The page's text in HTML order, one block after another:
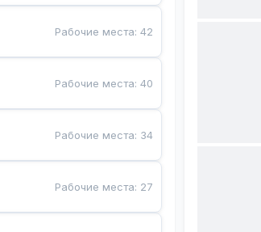
Рабочие места:42
Рабочие места:40
Рабочие места: 34
Рабочие места: 27